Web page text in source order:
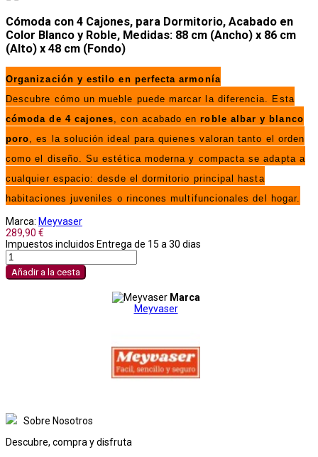
Cómoda con 4 Cajones, para Dormitorio, Acabado en
Color Blanco y Roble, Medidas: 88 cm (Ancho) x 86 cm
(Alto) x 48 cm (Fondo)
Organización y estilo en perfecta armonía
Descubre cómo un mueble puede marcar la diferencia. Esta
cómoda de 4 cajones , con acabado enroble albar y blanco
poro , es la solución ideal para quienes valoran tanto el orden
como el diseño. Su estética moderna y compacta se adapta a
cualquier espacio: desde el dormitorio principal hasta
habitaciones juveniles o rincones multifuncionales del hogar.
Marca: Meyvaser
289,90 €
Impuestos incluidos Entrega de 15 a 30 dias
Añadir a la cesta
Marca
Meyvaser
Sobre Nosotros
Descubre, compra y disfruta